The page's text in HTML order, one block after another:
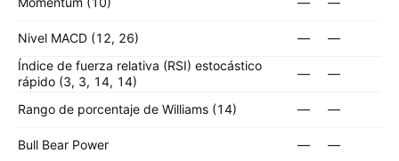
Nivel MACD (12, 26) —
—
Índice de fuerza relativa (RSI) estocástico
rápido (3, 3, 14, 14)
— —
Rango de porcentaje de Williams (14) — —
Bull Bear Power — —